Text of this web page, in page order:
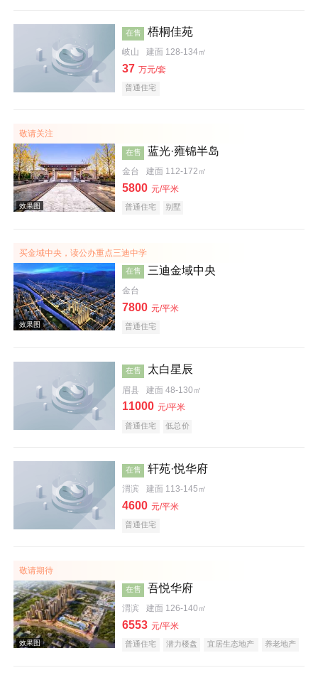
在售 梧桐佳苑
岐山 建面 128-134㎡
37 万元/套
普通住宅
敬请关注
效果图
在售 蓝光·雍锦半岛
金台 建面 112-172㎡
5800 元/平米
普通住宅 别墅
买金域中央，读公办重点三迪中学
在售 三迪金域中央
金台
7800 元/平米
普通住宅
在售 太白星辰
眉县 建面 48-130㎡
11000 元/平米
普通住宅 低总价
在售 轩苑·悦华府
渭滨 建面 113-145㎡
4600 元/平米
普通住宅
敬请期待
在售 吾悦华府
渭滨 建面 126-140㎡
6553 元/平米
普通住宅 潜力楼盘 宜居生态地产
养老地产